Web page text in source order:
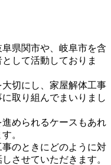
県関市や、岐阜市を含
して活動しておりま
切にし、家屋解体工事
取り組んでまいりまし
められるケースもあれ
。
のときにどのように対
させていただきます。